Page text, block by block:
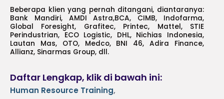
Beberapa klien yang pernah ditangani, diantaranya:
Bank Mandiri, AMDI Astra,BCA, CIMB, Indofarma,
Global Foresight, Grafitec, Printec, Mattel, STIE
Perindustrian, ECO Logistic, DHL, Nichias Indonesia,
Lautan Mas, OTO, Medco, BNI 46, Adira Finance,
Allianz, Sinarmas Group, dll.
Daftar Lengkap, klik di bawah ini:
Human Resource Training,